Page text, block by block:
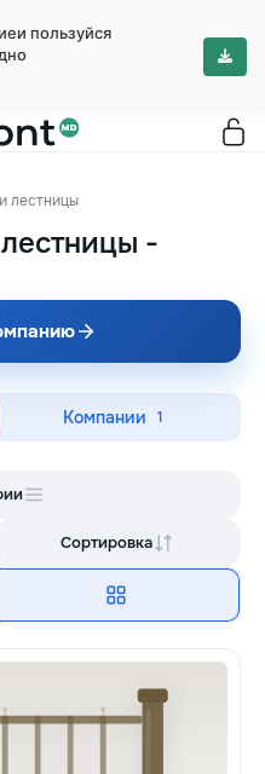
пользуйся
лестницы
-
Компании 1
Сортировка